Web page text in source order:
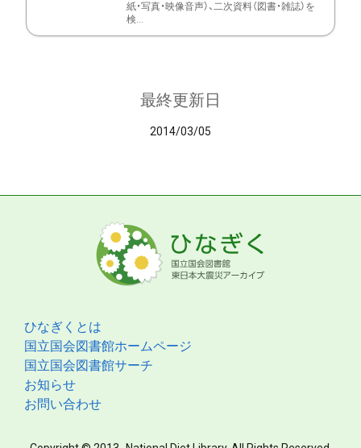
紙・写真・映像音声）、二次資料（図書・雑誌）を
検...
最終更新日
2014/03/05
ひなぎくとは
国立国会図書館ホームページ
国立国会図書館サーチ
お知らせ
お問い合わせ